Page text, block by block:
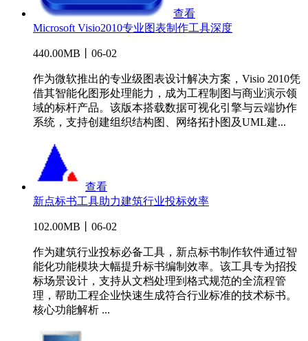
查看
Microsoft Visio2010专业图表制作工具深度
440.00MB丨06-02
作为微软推出的专业级图表设计解决方案，Visio 2010凭
借其智能化图形处理能力，成为工程制图与商业演示领
域的标杆产品。该版本搭载数据可视化引擎与云端协作
系统，支持创建组织结构图、网络拓扑图及UML建...
查看
新点标书工具助力建筑行业投标效率
102.00MB丨06-02
作为建筑行业投标必备工具，新点标书制作软件通过智
能化功能模块大幅提升标书编制效率。该工具专为招投
标场景设计，支持从文档处理到格式规范的全流程管
理，帮助工程企业快速生成符合行业标准的技术标书。
核心功能解析 ...